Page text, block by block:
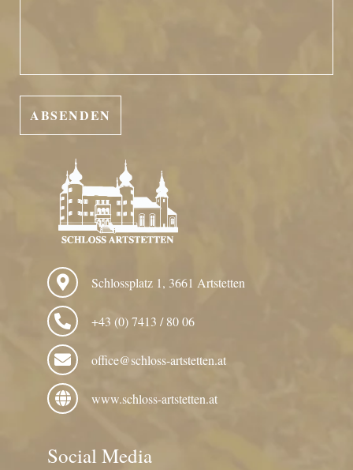
Schlossplatz 1, 3661 Artstetten
+43 (0) 7413 / 80 06
office@schloss-artstetten.at
www.schloss-artstetten.at
Social Media